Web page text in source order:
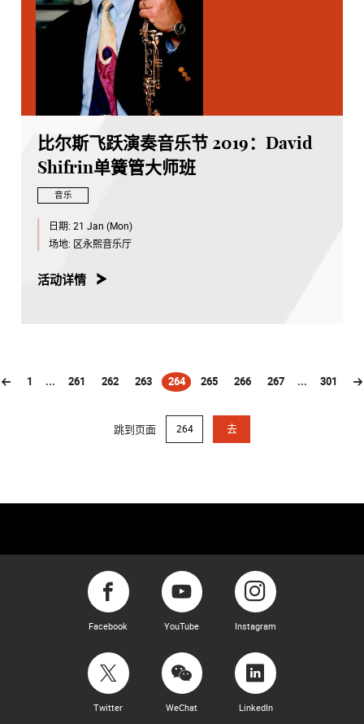
比尔斯飞跃演奏音乐节 2019：David
Shifrin单簧管大师班
音乐
日期: 21 Jan (Mon)
场地: 区永熙音乐厅
活动详情
1 ... 261 262 263 264
(current)265 266 267 ... 301
跳到页面 去
Facebook YouTube Instagram
Twitter WeChat LinkedIn